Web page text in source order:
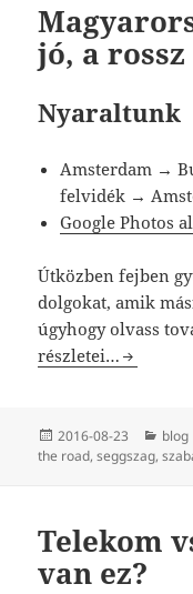
jó, a rossz
Nyaraltunk
Amsterdam →
felvidék →
Google Photos
Útközben fejben
dolgokat, amik
úgyhogy olvass
Magyarországi
részletei…
Közzétéve
2016-08-23 blog
the road,seggszag,
Telekom
van ez?